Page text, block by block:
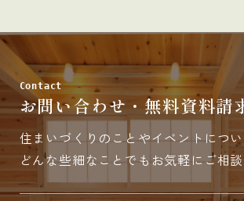
Contact
お問い合わせ・無料資料請
住まいづくりのことやイベントにつ
どんな些細なことでもお気軽にご相